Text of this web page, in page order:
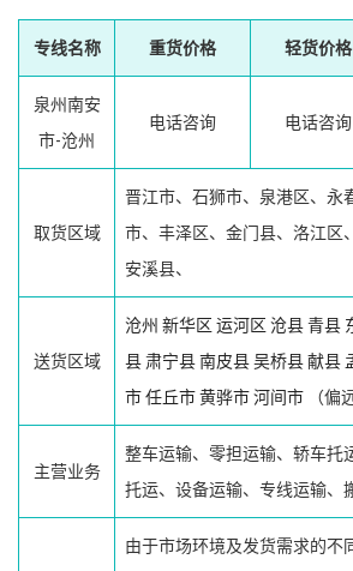
专线名称 重货价格 轻货价格
泉州南安
市-沧州
电话咨询 电话咨询
取货区域
晋江市、石狮市、泉港区、永
市、丰泽区、金门县、洛江区
安溪县、
送货区域
沧州 新华区 运河区 沧县青县
县肃宁县南皮县吴桥县献县
市任丘市黄骅市河间市 （偏
主营业务
整车运输、零担运输、轿车托
托运、设备运输、专线运输、
由于市场环境及发货需求的不